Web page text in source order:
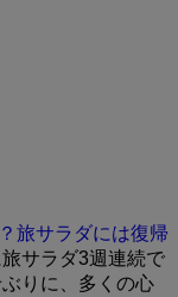
旅サラダには復帰
サラダ3週連続で
りに、多くの心